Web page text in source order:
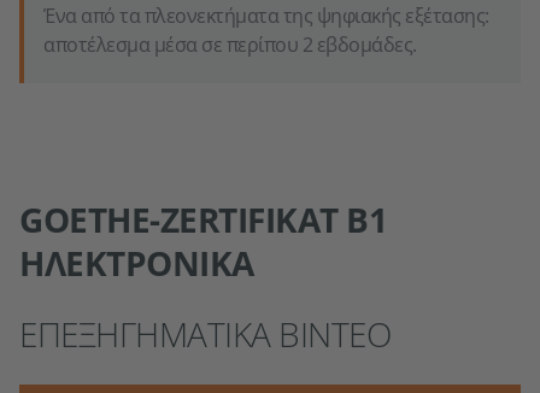
Ένα από τα πλεονεκτήματα της ψηφιακής εξέτασης:
αποτέλεσμα μέσα σε περίπου 2 εβδομάδες.
GOETHE-ZERTIFIKAT B1
ΗΛΕΚΤΡΟΝΙΚΆ
ΕΠΕΞΗΓΗΜΑΤΙΚΆ ΒΊΝΤΕΟ